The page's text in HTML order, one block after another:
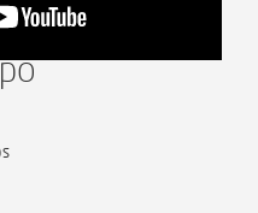
- Ep3